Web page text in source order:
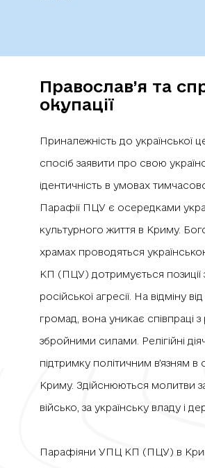
Православ’я та
окупації
Приналежність до української
спосіб заявити про свою
ідентичність в умовах
Парафії ПЦУ є осередками
культурного життя в Криму.
храмах проводяться
КП (ПЦУ) дотримується позиції
російської агресії. На відміну
громад, вона уникає співпраці
збройними силами. Релігійні
підтримку політичним в’язням
Криму. Здійснюються молитви
військо, за українську владу і
Парафіяни УПЦ КП (ПЦУ) в